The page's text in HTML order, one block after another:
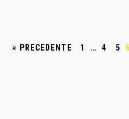
« PRECEDENTE 1 … 4 5 6